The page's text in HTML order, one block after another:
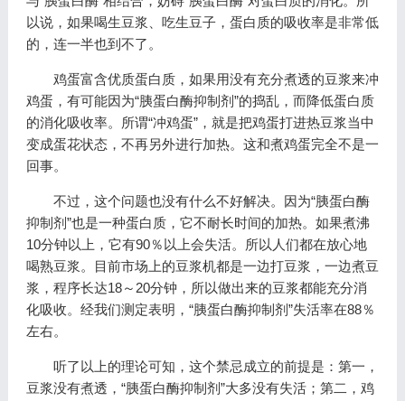
以说，如果喝生豆浆、吃生豆子，蛋白质的吸收率是非常低
的，连一半也到不了。
鸡蛋富含优质蛋白质，如果用没有充分煮透的豆浆来冲
鸡蛋，有可能因为“胰蛋白酶抑制剂”的捣乱，而降低蛋白质
的消化吸收率。所谓“冲鸡蛋”，就是把鸡蛋打进热豆浆当中
变成蛋花状态，不再另外进行加热。这和煮鸡蛋完全不是一
回事。
不过，这个问题也没有什么不好解决。因为“胰蛋白酶
抑制剂”也是一种蛋白质，它不耐长时间的加热。如果煮沸
10分钟以上，它有90％以上会失活。所以人们都在放心地
喝熟豆浆。目前市场上的豆浆机都是一边打豆浆，一边煮豆
浆，程序长达18～20分钟，所以做出来的豆浆都能充分消
化吸收。经我们测定表明，“胰蛋白酶抑制剂”失活率在88％
左右。
听了以上的理论可知，这个禁忌成立的前提是：第一，
豆浆没有煮透，“胰蛋白酶抑制剂”大多没有失活；第二，鸡